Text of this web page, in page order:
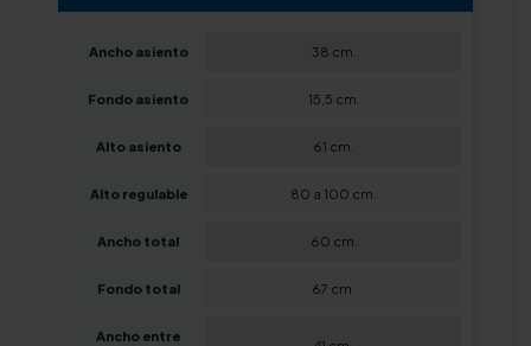
Ancho asiento 38 cm.
Fondo asiento 15,5 cm.
Alto asiento 61 cm.
Alto regulable 80 a 100 cm.
Ancho total 60 cm.
Fondo total 67 cm.
Ancho entre